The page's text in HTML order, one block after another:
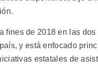
fines de 2018 en las
y está enfocado
estatales de